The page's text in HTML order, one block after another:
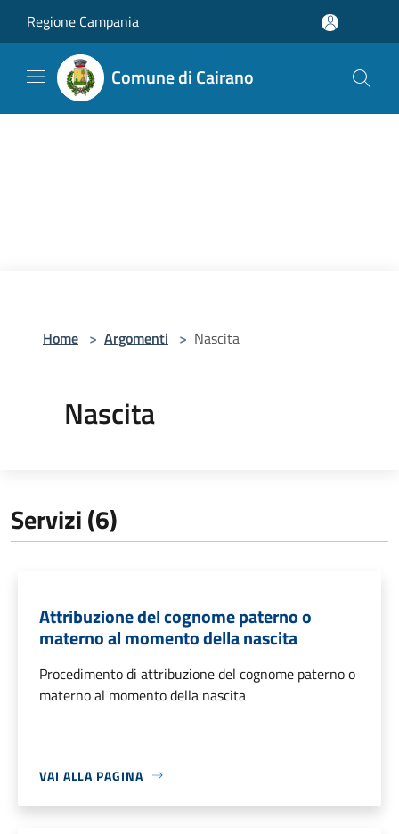
Regione Campania
Comune di Cairano
Home > Argomenti > Nascita
Nascita
Servizi (6)
Attribuzione del cognome paterno o
materno al momento della nascita
Procedimento di attribuzione del cognome paterno o
materno al momento della nascita
VAI ALLA PAGINA